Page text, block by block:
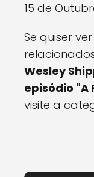
15 de
Se quiser
Wesley
episódio "A
visite a